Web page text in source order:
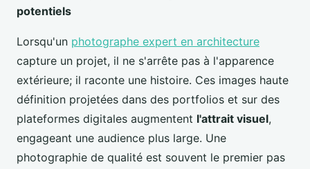
potentiels
Lorsqu'un photographe expert en architecture
capture un projet, il ne s'arrête pas à l'apparence
extérieure; il raconte une histoire. Ces images haute
définition projetées dans des portfolios et sur des
plateformes digitales augmentent l'attrait visuel,
engageant une audience plus large. Une
photographie de qualité est souvent le premier pas